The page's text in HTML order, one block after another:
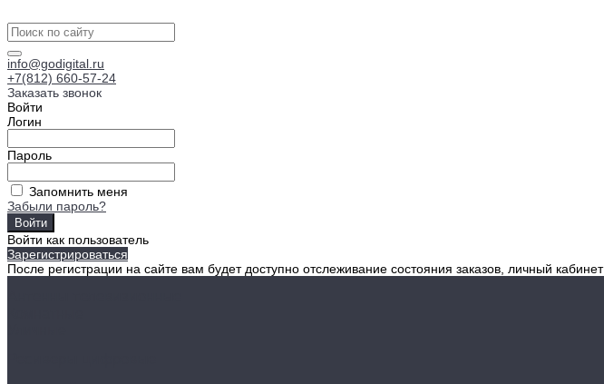
info@godigital.ru
+7(812) 660-57-24
Заказать звонок
Войти
Логин
Пароль
Запомнить меня
Забыли пароль?
Войти как пользователь
Зарегистрироваться
После регистрации на сайте вам будет доступно отслеживание состояния заказов, личный